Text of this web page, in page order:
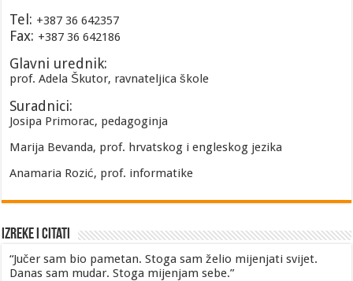
Tel: +387 36 642357
Fax: +387 36 642186
Glavni urednik:
prof. Adela Škutor, ravnateljica škole
Suradnici:
Josipa Primorac, pedagoginja
Marija Bevanda, prof. hrvatskog i engleskog jezika
Anamaria Rozić, prof. informatike
Izreke i Citati
“Jučer sam bio pametan. Stoga sam želio mijenjati svijet.
Danas sam mudar. Stoga mijenjam sebe.”